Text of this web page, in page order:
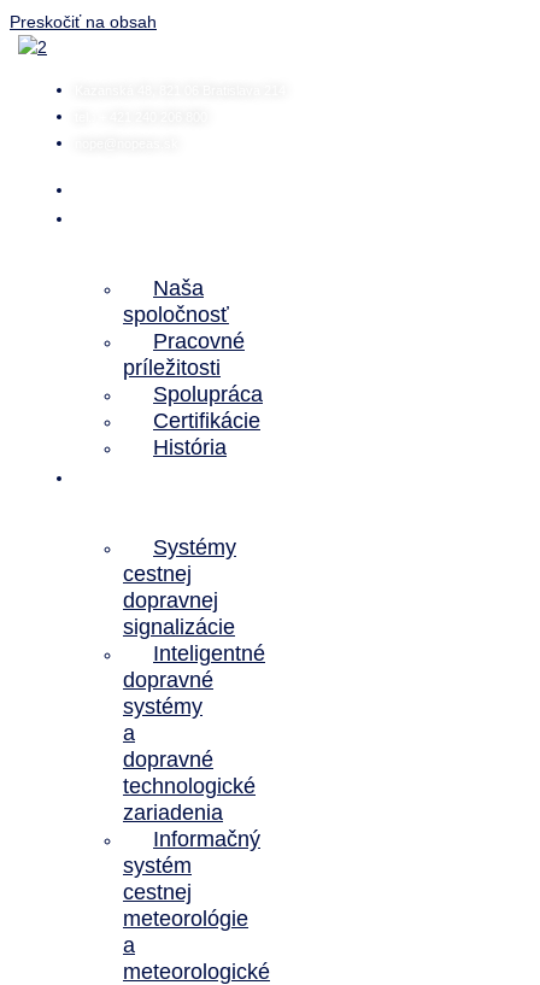
Preskočiť na obsah
Naša
spoločnosť
Pracovné
príležitosti
Spolupráca
Certifikácie
História
Systémy
cestnej
dopravnej
signalizácie
Inteligentné
dopravné
systémy
a
dopravné
technologické
zariadenia
Informačný
systém
cestnej
meteorológie
a
meteorologické